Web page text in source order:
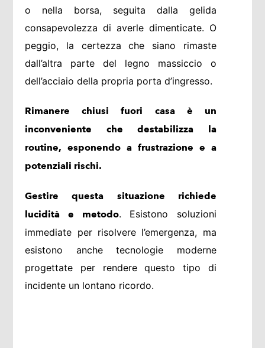
o nella borsa, seguita dalla gelida
consapevolezza di averle dimenticate. O
peggio, la certezza che siano rimaste
dall’altra parte del legno massiccio o
dell’acciaio della propria porta d’ingresso.
Rimanere chiusi fuori casa è un
inconveniente che destabilizza la
routine, esponendo a frustrazione e a
potenziali rischi.
Gestire questa situazione richiede
lucidità e metodo. Esistono soluzioni
immediate per risolvere l’emergenza, ma
esistono anche tecnologie moderne
progettate per rendere questo tipo di
incidente un lontano ricordo.